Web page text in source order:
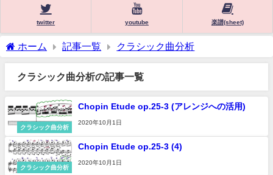
twitter youtube 楽譜(sheet)
ホーム 記事一覧 クラシック曲分析
クラシック曲分析の記事一覧
クラシック曲分析
Chopin Etude op.25-3 (アレンジへの活用)
2020年10月1日
クラシック曲分析
Chopin Etude op.25-3 (4)
2020年10月1日